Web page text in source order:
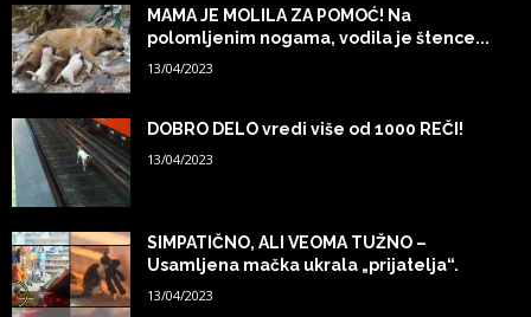
MAMA JE MOLILA ZA POMOĆ! Na
polomljenim nogama, vodila je štence...
13/04/2023
DOBRO DELO vredi više od 1000 REČI!
13/04/2023
SIMPATIČNO, ALI VEOMA TUŽNO –
Usamljena mačka ukrala „prijatelja“.
13/04/2023